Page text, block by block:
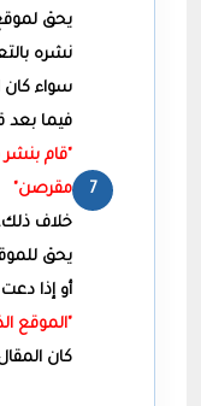
يحق
نشره
سواء كان
فيما بعد
"قام
مقرصن"
خلاف
يحق
أو إذا
"الموقع
كان